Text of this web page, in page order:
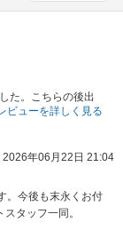
た。こちらの後出
ビューを詳しく見る
2026年06月22日 21:04
。今後も末永くお付
タッフ一同。